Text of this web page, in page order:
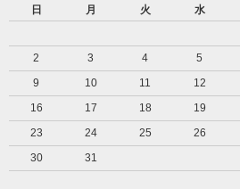
日
月 火 水
2
3 4 5
9
10 11 12
16
17 18 19
23
24 25 26
30
31